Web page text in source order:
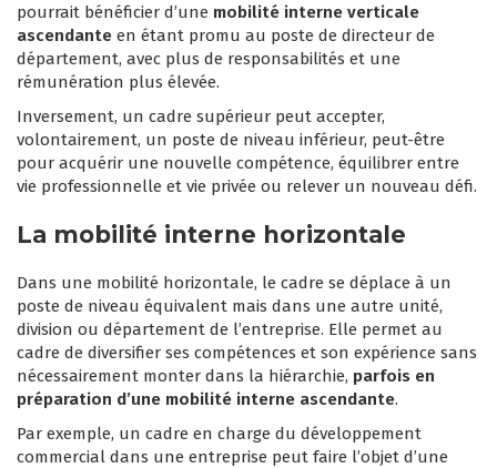
pourrait bénéficier d’une mobilité interne verticale
ascendante en étant promu au poste de directeur de
département, avec plus de responsabilités et une
rémunération plus élevée.
Inversement, un cadre supérieur peut accepter,
volontairement, un poste de niveau inférieur, peut-être
pour acquérir une nouvelle compétence, équilibrer entre
vie professionnelle et vie privée ou relever un nouveau défi.
La mobilité interne horizontale
Dans une mobilité horizontale, le cadre se déplace à un
poste de niveau équivalent mais dans une autre unité,
division ou département de l’entreprise. Elle permet au
cadre de diversifier ses compétences et son expérience sans
nécessairement monter dans la hiérarchie, parfois en
préparation d’une mobilité interne ascendante.
Par exemple, un cadre en charge du développement
commercial dans une entreprise peut faire l’objet d’une